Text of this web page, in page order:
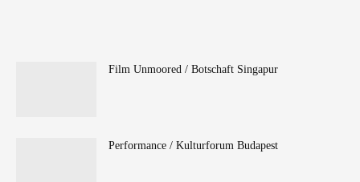
Film Unmoored / Botschaft Singapur
Performance / Kulturforum Budapest